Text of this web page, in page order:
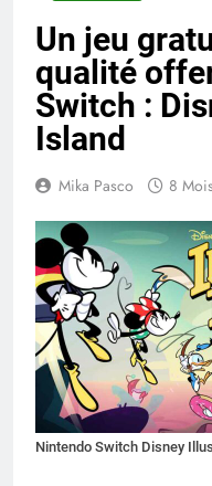
Un jeu
qualité
Switch :
Island
Mika Pasco 8
Nintendo Switch Disney